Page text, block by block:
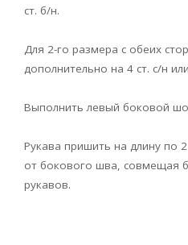
ст. б/н.
Для 2-го размера с обеих
дополнительно на 4 ст. с/н
Выполнить левый боковой
Рукава пришить на длину по
от бокового шва, совмещая
рукавов.